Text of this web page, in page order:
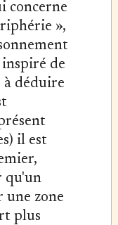
concerne
»,
de
à déduire
il est
qu'un
une zone
plus